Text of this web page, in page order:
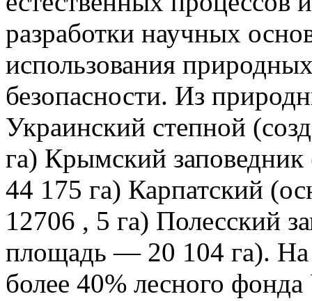
разработки научных
использования
безопасности. Из
Украинский степной
га) Крымский
44 175 га) Карпатский
12706 , 5 га) Полесский
площадь — 20 104 га). На
более 40% лесного